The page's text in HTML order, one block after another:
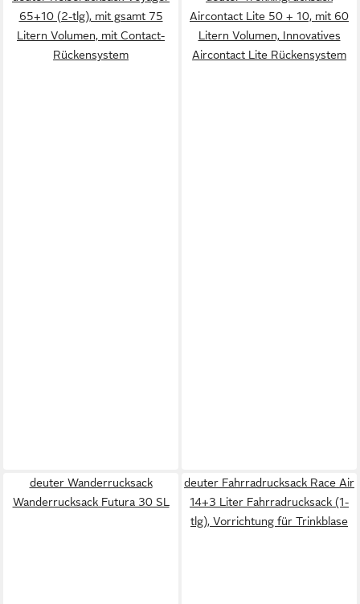
65+10 (2-tlg), mit gsamt 75
Litern Volumen, mit Contact-
Rückensystem
Aircontact Lite 50 + 10, mit 60
Litern Volumen, Innovatives
Aircontact Lite Rückensystem
deuter Wanderrucksack
Wanderrucksack Futura 30 SL
deuter Fahrradrucksack Race Air
14+3 Liter Fahrradrucksack (1-
tlg), Vorrichtung für Trinkblase